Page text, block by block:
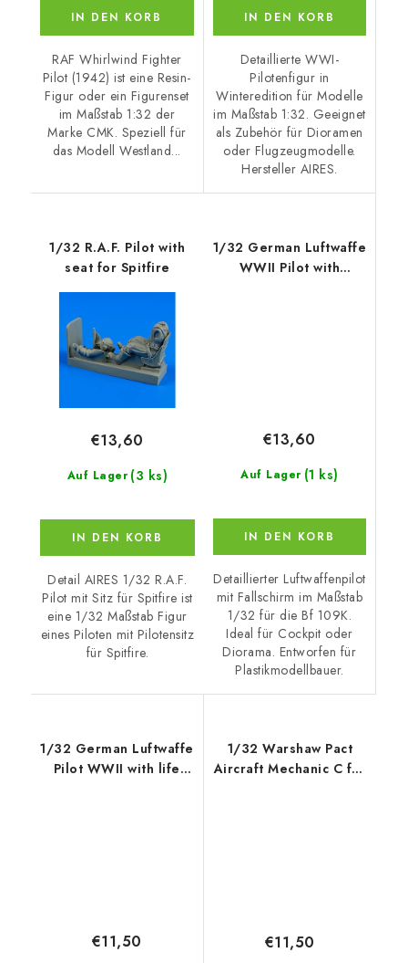
IN DEN KORB
RAF Whirlwind Fighter
Pilot (1942) ist eine Resin-
Figur oder ein Figurenset
im Maßstab 1:32 der
Marke CMK. Speziell für
das Modell Westland...
IN DEN KORB
Detaillierte WWI-
Pilotenfigur in
Winteredition für Modelle
im Maßstab 1:32. Geeignet
als Zubehör für Dioramen
oder Flugzeugmodelle.
Hersteller AIRES.
1/32 R.A.F. Pilot with
seat for Spitfire
Auf Lager (3 ks)
€13,60
IN DEN KORB
Detail AIRES 1/32 R.A.F.
Pilot mit Sitz für Spitfire ist
eine 1/32 Maßstab Figur
eines Piloten mit Pilotensitz
für Spitfire.
1/32 German Luftwaffe
WWII Pilot with
Auf Lager (1 ks)
€13,60
IN DEN KORB
Detaillierter Luftwaffenpilot
mit Fallschirm im Maßstab
1/32 für die Bf 109K.
Ideal für Cockpit oder
Diorama. Entworfen für
Plastikmodellbauer.
1/32 German Luftwaffe
Pilot WWII with life
€11,50
1/32 Warshaw Pact
Aircraft Mechanic C for
€11,50